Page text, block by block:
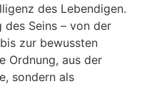
des Lebendigen.
Seins – von der
zur bewussten
Ordnung, aus der
sondern als